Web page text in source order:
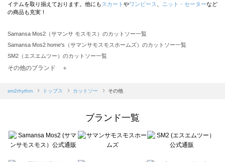
イテムを取り揃えております。他にも スカート やワンピース ニット・セーターなど
の商品も充実！
Samansa Mos2（サマンサ モスモス）のカットソー一覧
Samansa Mos2 home's（サマンサモスモスホームズ）のカットソー一覧
SM2（エスエムツー）のカットソー一覧
TSUHARU by Samansa Mos2（ツハルバイサマンサモスモス）のカットソー一覧
Samansa Mos2 blue（サマンサモスモス ブルー）のカットソー一覧
sō4ū（ソウフォーユー）のカットソー一覧
Te chichi（テチチ）のカットソー一覧
Te chichi CLASSIC（テチチ クラシック）のカットソー一覧
その他のブランド ＋
sm2rhythm トップス カットソー その他
ブランド一覧